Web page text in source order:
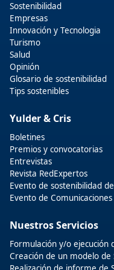
Sostenibilidad
Empresas
Innovación y Tecnologia
Turismo
Salud
Opinión
Glosario de sostenibilidad
Tips sostenibles
Yulder & Cris
Boletines
Premios y convocatorias
Entrevistas
Revista RedExpertos
Evento de sostenibilidad
Evento de
Nuestros Servicios
Formulación y/o ejecución
Creación de un modelo de